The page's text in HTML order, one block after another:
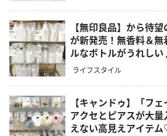
【無印良品】から待
が新発売！無香料＆
ルなボトルがうれし
ライフスタイル
【キャンドゥ】「フ
アクセとピアスが大
えない高見えアイテ